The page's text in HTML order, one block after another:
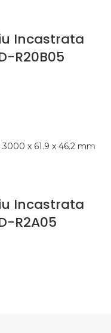
Incastrata
R20B05
Incastrata
R2A05